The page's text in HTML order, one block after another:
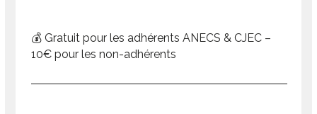
💰 Gratuit pour les adhérents ANECS & CJEC –
10€ pour les non-adhérents